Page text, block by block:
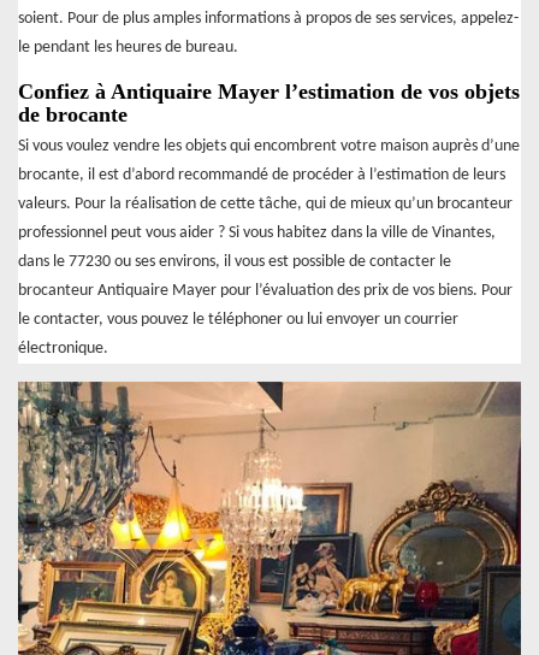
soient. Pour de plus amples informations à propos de ses services, appelez-
le pendant les heures de bureau.
Confiez à Antiquaire Mayer l’estimation de vos objets
de brocante
Si vous voulez vendre les objets qui encombrent votre maison auprès d’une
brocante, il est d’abord recommandé de procéder à l’estimation de leurs
valeurs. Pour la réalisation de cette tâche, qui de mieux qu’un brocanteur
professionnel peut vous aider ? Si vous habitez dans la ville de Vinantes,
dans le 77230 ou ses environs, il vous est possible de contacter le
brocanteur Antiquaire Mayer pour l’évaluation des prix de vos biens. Pour
le contacter, vous pouvez le téléphoner ou lui envoyer un courrier
électronique.